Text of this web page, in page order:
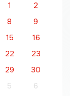
1
2
8
9
15
16
22
23
29
30
5 6